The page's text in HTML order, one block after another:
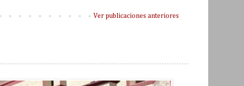
Ver publicaciones anteriores